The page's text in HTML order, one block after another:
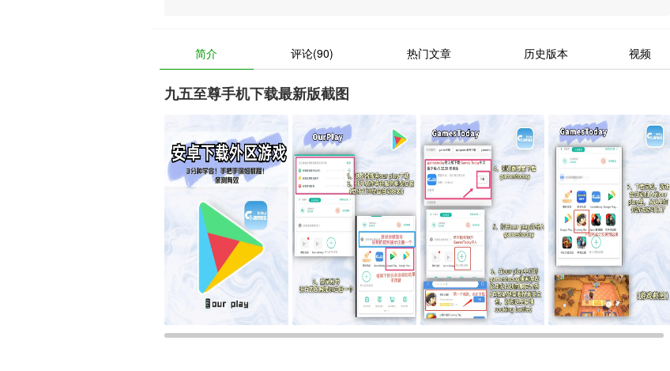
简介 评论(90) 热门文章 历史版本 视频
九五至尊手机下载最新版截图